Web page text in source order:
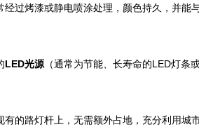
过烤漆或静电喷涂处理，颜色持久，并能
LED光源 （通常为节能、长寿命的LED灯
的路灯杆上，无需额外占地，充分利用城